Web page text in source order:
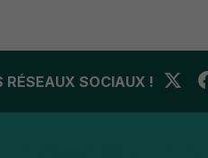
RÉSEAUX SOCIAUX !